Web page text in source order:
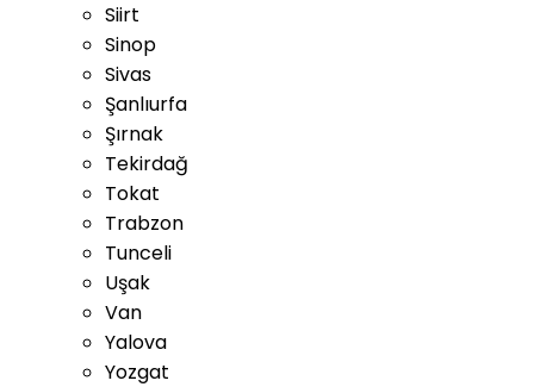
Siirt
Sinop
Sivas
Şanlıurfa
Şırnak
Tekirdağ
Tokat
Trabzon
Tunceli
Uşak
Van
Yalova
Yozgat